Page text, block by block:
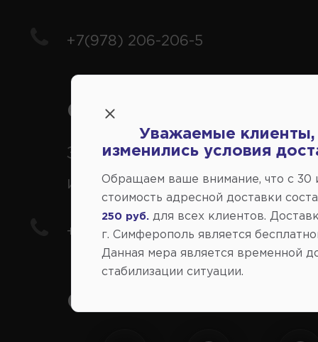
+7(978) 206-206-5
Справочный центр:
Заказ шин, дисков,
иномарки
+7(978) 206-206-8
Социальные сети:
Уважаемые клиенты,
изменились условия
Обращаем ваше внимание, что c 30
стоимость адресной доставки
250 руб. для всех клиентов.
г. Симферополь является
Данная мера является временной
стабилизации ситуации.